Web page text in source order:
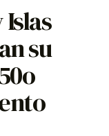
su